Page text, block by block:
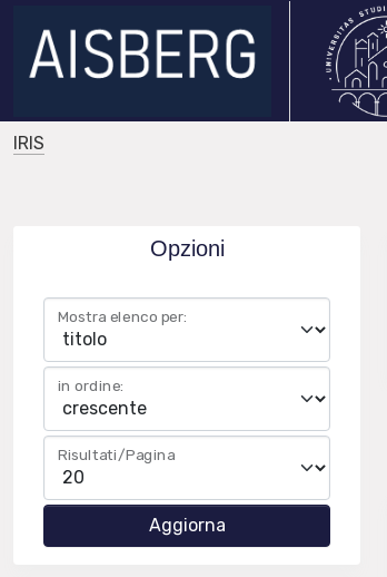
IRIS
Opzioni
Mostra elenco per:
in ordine:
Risultati/Pagina